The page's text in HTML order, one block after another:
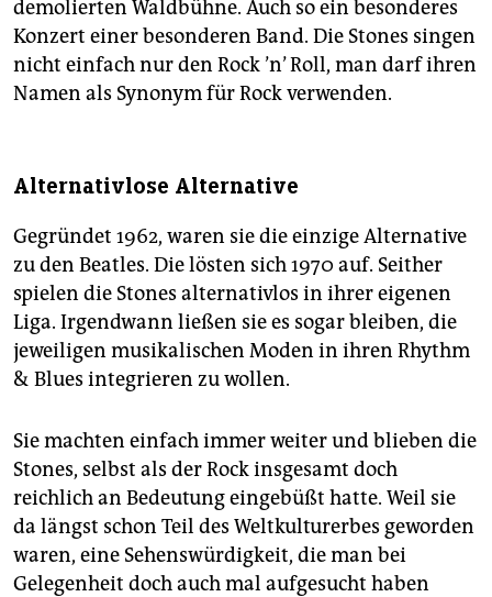
demolierten Waldbühne. Auch so ein besonderes
Konzert einer besonderen Band. Die Stones singen
nicht einfach nur den Rock ’n’ Roll, man darf ihren
Namen als Synonym für Rock verwenden.
Alternativlose Alternative
Gegründet 1962, waren sie die einzige Alternative
zu den Beatles. Die lösten sich 1970 auf. Seither
spielen die Stones alternativlos in ihrer eigenen
Liga. Irgendwann ließen sie es sogar bleiben, die
jeweiligen musikalischen Moden in ihren Rhythm
& Blues integrieren zu wollen.
Sie machten einfach immer weiter und blieben die
Stones, selbst als der Rock insgesamt doch
reichlich an Bedeutung eingebüßt hatte. Weil sie
da längst schon Teil des Weltkulturerbes geworden
waren, eine Sehenswürdigkeit, die man bei
Gelegenheit doch auch mal aufgesucht haben